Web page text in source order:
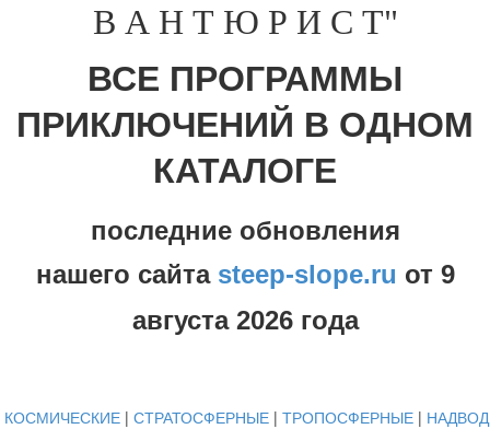
В А Н Т Ю Р И С Т"
ВСЕ ПРОГРАММЫ
ПРИКЛЮЧЕНИЙ В ОДНОМ
КАТАЛОГЕ
последние обновления
нашего сайта steep-slope.ru от 9
августа 2026 года
КОСМИЧЕСКИЕ | СТРАТОСФЕРНЫЕ | ТРОПОСФЕРНЫЕ |